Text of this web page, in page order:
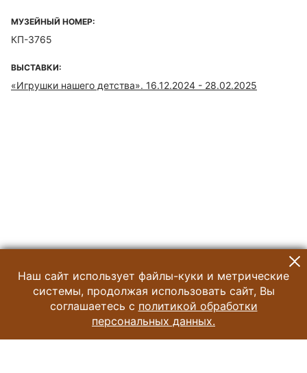
МУЗЕЙНЫЙ НОМЕР:
КП-3765
ВЫСТАВКИ:
«Игрушки нашего детства». 16.12.2024 - 28.02.2025
Наш сайт использует файлы-куки и метрические
системы, продолжая использовать сайт, Вы
соглашаетесь с политикой обработки
персональных данных.